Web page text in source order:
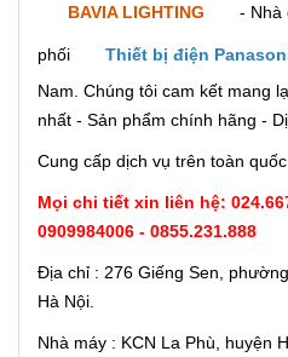
BAVIA LIGHTING
- Nhà
phối Thiết bị điện
Nam. Chúng tôi cam kết mang
nhất - Sản phẩm chính hãng -
Cung cấp dịch vụ trên toàn quốc.
Mọi chi tiết xin liên hệ:
0909984006 - 0855.231.888
Địa chỉ : 276 Giếng Sen,
Hà Nội.
Nhà máy : KCN La Phù, huyện